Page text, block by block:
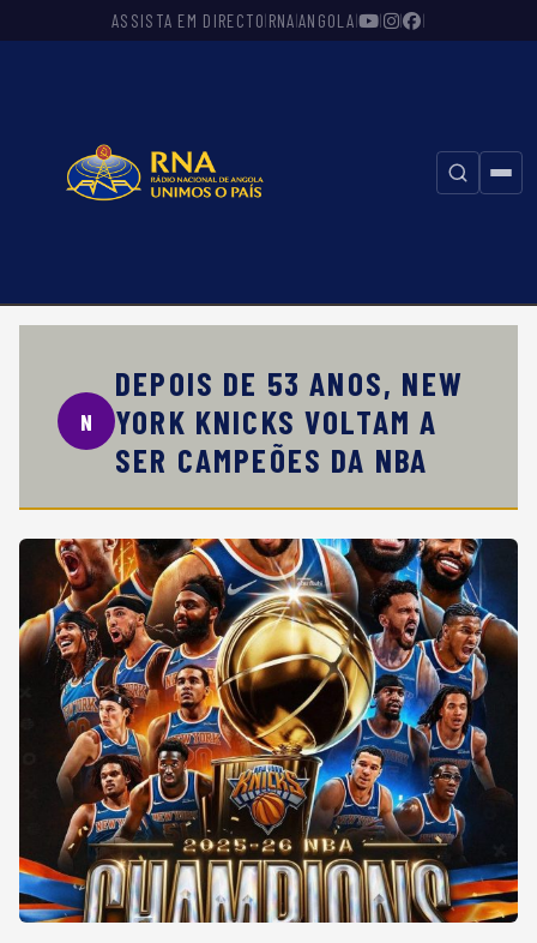
ASSISTA EM DIRECTO|RNA|ANGOLA| | | |
⚲
N
DEPOIS DE 53 ANOS, NEW
YORK KNICKS VOLTAM A
SER CAMPEÕES DA NBA